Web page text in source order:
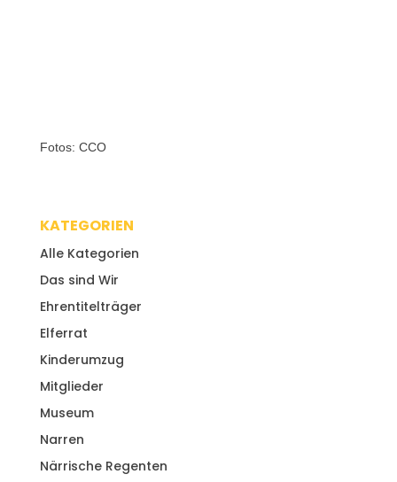
Fotos: CCO
KATEGORIEN
Alle Kategorien
Das sind Wir
Ehrentitelträger
Elferrat
Kinderumzug
Mitglieder
Museum
Narren
Närrische Regenten